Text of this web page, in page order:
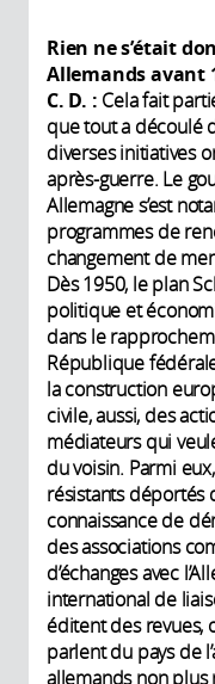
Rien ne s’était
Allemands avant
C. D. : Cela fait
que tout a découlé
diverses initiatives
après-guerre. Le
Allemagne s’est
programmes de
changement de
Dès 1950, le plan
politique et
dans le
République
la construction
civile, aussi, des
médiateurs qui
du voisin. Parmi
résistants déportés
connaissance de
des associations
d’échanges avec
international de
éditent des revues,
parlent du pays de
allemands non plus